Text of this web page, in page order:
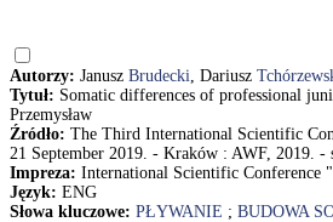
Autorzy: Janusz Brudecki, Dariusz
Tytuł: Somatic differences of professional
Przemysław
Źródło: The Third International Scientific
21 September 2019. - Kraków : AWF, 2019. -
Impreza: International Scientific Conference
Język: ENG
Słowa kluczowe: PŁYWANIE ; BUDOWA